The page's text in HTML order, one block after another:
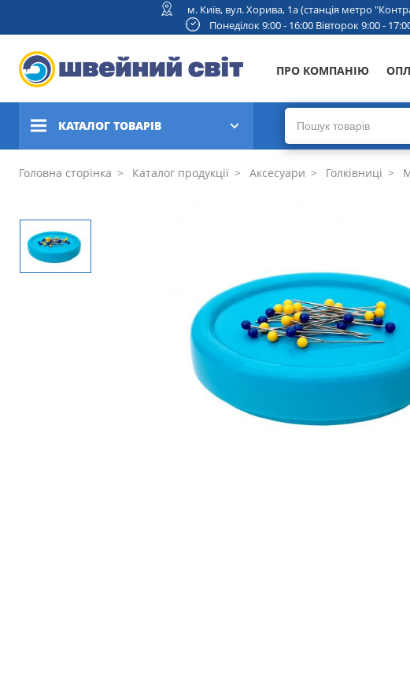
м. Київ, вул. Хорива, 1а (станція метро
Понеділок 9:00 - 16:00 Вівторок 9:00 -
ПРО КОМПАНІЮ
КАТАЛОГ ТОВАРІВ
Швейні машини
Коверлоки, оверлоки,
плоскошовні машини
Головна сторінка Каталог продукції Аксесуари Голківниці